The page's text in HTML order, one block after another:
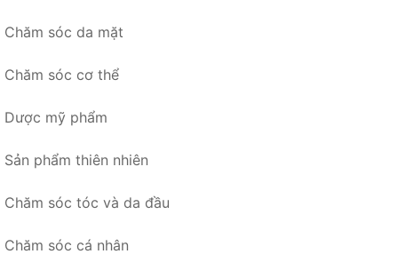
Chăm sóc da mặt
Chăm sóc cơ thể
Dược mỹ phẩm
Sản phẩm thiên nhiên
Chăm sóc tóc và da đầu
Chăm sóc cá nhân